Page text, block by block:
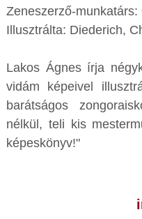
Zeneszerző-munkatárs:
Illusztrálta: Diederich,
Lakos Ágnes írja
vidám képeivel
barátságos
nélkül, teli kis
képeskönyv!"